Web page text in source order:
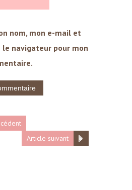
nom, mon e-mail et
le navigateur pour mon
Article suivant